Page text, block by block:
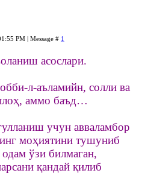
PM | Message # 1
асослари.
л-аъламийн, солли ва
аммо баъд…
учун авваламбор
моҳиятини тушуниб
ўзи билмаган,
қандай қилиб